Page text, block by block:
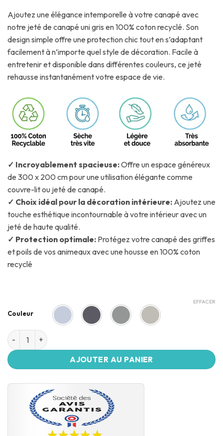
Ajoutez une élégance intemporelle à votre canapé avec
notre jeté de canapé uni gris en 100% coton recyclé. Son
design simple offre une protection chic tout en s’adaptant
facilement à n’importe quel style de décoration. Facile à
entretenir et disponible dans différentes couleurs, ce jeté
rehausse instantanément votre espace de vie.
✓ Incroyablement spacieuse:Offre un espace généreux
de 300 x 200 cm pour une utilisation élégante comme
couvre-lit ou jeté de canapé.
✓ Choix idéal pour la décoration intérieure: Ajoutez une
touche esthétique incontournable à votre intérieur avec un
jeté de haute qualité.
✓ Protection optimale: Protégez votre canapé des griffes
et poils de vos animeaux avec une housse en 100% coton
recyclé
Couleur
EFFACER
AJOUTER AU PANIER